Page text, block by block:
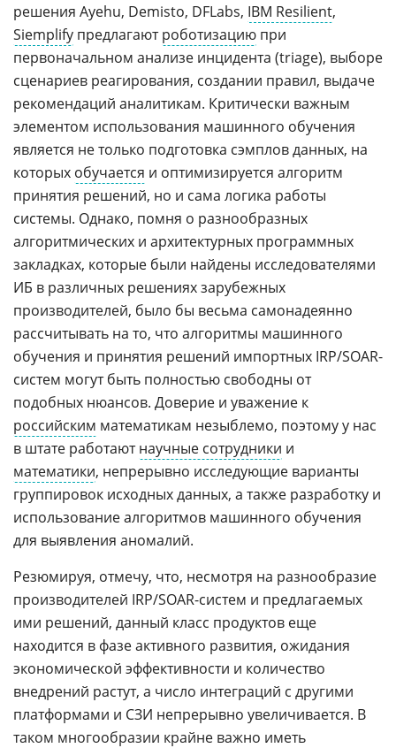
решения Ayehu, Demisto, DFLabs, IBM Resilient,
Siemplify предлагаютроботизацию при
первоначальном анализе инцидента (triage), выборе
сценариев реагирования, создании правил, выдаче
рекомендаций аналитикам. Критически важным
элементом использования машинного обучения
является не только подготовка сэмплов данных, на
которых обучается и оптимизируется алгоритм
принятия решений, но и сама логика работы
системы. Однако, помня о разнообразных
алгоритмических и архитектурных программных
закладках, которые были найдены исследователями
ИБ в различных решениях зарубежных
производителей, было бы весьма самонадеянно
рассчитывать на то, что алгоритмы машинного
обучения и принятия решений импортных IRP/SOAR-
систем могут быть полностью свободны от
подобных нюансов. Доверие и уважение к
российским математикам незыблемо, поэтому у нас
в штате работаютнаучные сотрудники и
математики, непрерывно исследующие варианты
группировок исходных данных, а также разработку и
использование алгоритмов машинного обучения
для выявления аномалий.
Резюмируя, отмечу, что, несмотря на разнообразие
производителей IRP/SOAR-систем и предлагаемых
ими решений, данный класс продуктов еще
находится в фазе активного развития, ожидания
экономической эффективности и количество
внедрений растут, а число интеграций с другими
платформами и СЗИ непрерывно увеличивается. В
таком многообразии крайне важно иметь